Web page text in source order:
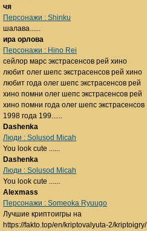
чя
Персонажи : Shinku
шалава......
ира орлова
Персонажи : Hino Rei
сейлор марс экстрасенсов рей хино
любит олег шепс экстрасенсов рей хино
любит года олег шепс экстрасенсов рей
хино помни олег шепс экстрасенсов рей
хино помни года олег шепс экстрасенсов
1998 года 199......
Dashenka
Люди : Solusod Micah
You look cute ......
Dashenka
Люди : Solusod Micah
You look cute ......
Alexmass
Персонажи : Someoka Ryuugo
Лучшие криптоигры на
https://fakto.top/en/kriptovalyuta-2/kriptoigry/